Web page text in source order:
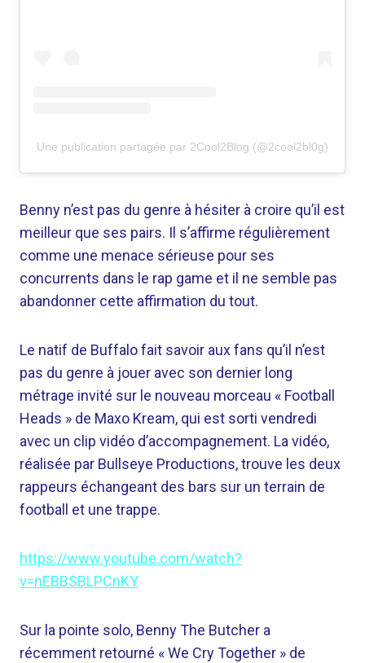
Une publication partagée par 2Cool2Blog (@2cool2bl0g)
Benny n’est pas du genre à hésiter à croire qu’il est
meilleur que ses pairs. Il s’affirme régulièrement
comme une menace sérieuse pour ses
concurrents dans le rap game et il ne semble pas
abandonner cette affirmation du tout.
Le natif de Buffalo fait savoir aux fans qu’il n’est
pas du genre à jouer avec son dernier long
métrage invité sur le nouveau morceau « Football
Heads » de Maxo Kream, qui est sorti vendredi
avec un clip vidéo d’accompagnement. La vidéo,
réalisée par Bullseye Productions, trouve les deux
rappeurs échangeant des bars sur un terrain de
football et une trappe.
https://www.youtube.com/watch?
v=nEBBSBLPCnKY
Sur la pointe solo, Benny The Butcher a
récemment retourné « We Cry Together » de